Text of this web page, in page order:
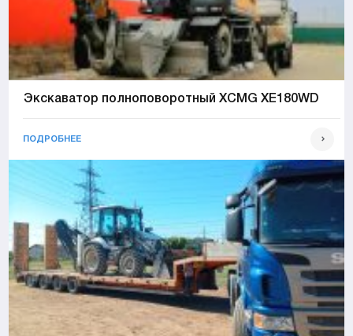
Экскаватор полноповоротный XCMG XE180WD
ПОДРОБНЕЕ